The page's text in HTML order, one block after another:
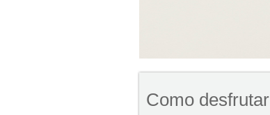
Como desfrutar